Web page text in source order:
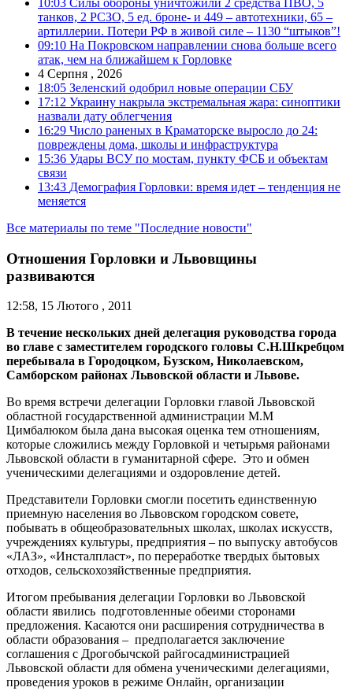
танков, 2 РСЗО, 5 ед. броне- и 449 – автотехники, 65 –
артиллерии. Потери РФ в живой силе – 1130 “штыков”!
09:10 На Покровском направлении снова больше всего
атак, чем на ближайшем к Горловке
4 Серпня , 2026
18:05 Зеленский одобрил новые операции СБУ
17:12 Украину накрыла экстремальная жара: синоптики
назвали дату облегчения
16:29 Число раненых в Краматорске выросло до 24:
повреждены дома, школы и инфраструктура
15:36 Удары ВСУ по мостам, пункту ФСБ и объектам
связи
13:43 Демография Горловки: время идет – тенденция не
меняется
Все материалы по теме "Последние новости"
Отношения Горловки и Львовщины
развиваются
12:58, 15 Лютого , 2011
В течение нескольких дней делегация руководства города
во главе с заместителем городского головы С.Н.Шкребцом
перебывала в Городоцком, Бузском, Николаевском,
Самборском районах Львовской области и Львове.
Во время встречи делегации Горловки главой Львовской
областной государственной администрации М.М
Цимбалюком была дана высокая оценка тем отношениям,
которые сложились между Горловкой и четырьмя районами
Львовской области в гуманитарной сфере. Это и обмен
ученическими делегациями и оздоровление детей.
Представители Горловки смогли посетить единственную
приемную населения во Львовском городском совете,
побывать в общеобразовательных школах, школах искусств,
учреждениях культуры, предприятия – по выпуску автобусов
«ЛАЗ», «Инсталпласт», по переработке твердых бытовых
отходов, сельскохозяйственные предприятия.
Итогом пребывания делегации Горловки во Львовской
области явились подготовленные обеими сторонами
предложения. Касаются они расширения сотрудничества в
области образования – предполагается заключение
соглашения с Дрогобычской райгосадминистрацией
Львовской области для обмена ученическими делегациями,
проведения уроков в режиме Онлайн, организации